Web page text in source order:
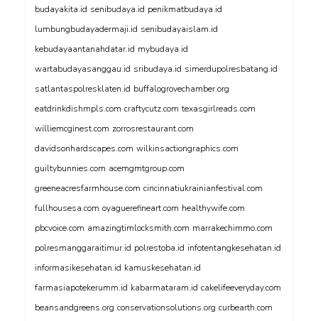
budayakita.id senibudaya.id penikmatbudaya.id
lumbungbudayadermaji.id senibudayaislam.id
kebudayaantanahdatar.id mybudaya.id
wartabudayasanggau.id sribudaya.id simerdupolresbatang.id
satlantaspolresklaten.id buffalogrovechamber.org
eatdrinkdishmpls.com craftycutz.com texasgirlreads.com
williemcginest.com zorrosrestaurant.com
davidsonhardscapes.com wilkinsactiongraphics.com
guiltybunnies.com acemgmtgroup.com
greeneacresfarmhouse.com cincinnatiukrainianfestival.com
fullhousesa.com oyaguerefineart.com healthywife.com
pbcvoice.com amazingtimlocksmith.com marrakechimmo.com
polresmanggaraitimur.id polrestoba.id infotentangkesehatan.id
informasikesehatan.id kamuskesehatan.id
farmasiapotekerumm.id kabarmataram.id cakelifeeveryday.com
beansandgreens.org conservationsolutions.org curbearth.com